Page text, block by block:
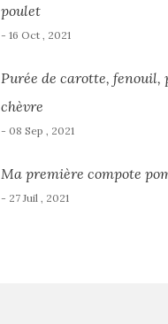
poulet
- 16 Oct , 2021
Purée de carotte, fenouil,
chèvre
- 08 Sep , 2021
Ma première compote
- 27 Juil , 2021